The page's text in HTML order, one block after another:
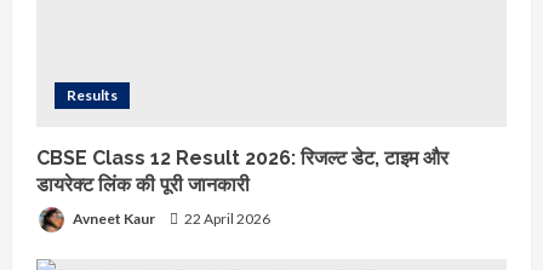
Results
CBSE Class 12 Result 2026: रिजल्ट डेट, टाइम और
डायरेक्ट लिंक की पूरी जानकारी
Avneet Kaur 22 April 2026